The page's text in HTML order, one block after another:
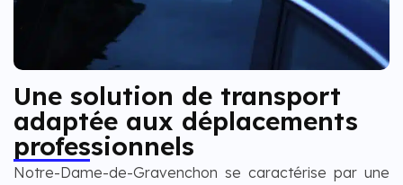
Une solution de transport
adaptée aux déplacements
professionnels
Notre-Dame-de-Gravenchon se caractérise par une